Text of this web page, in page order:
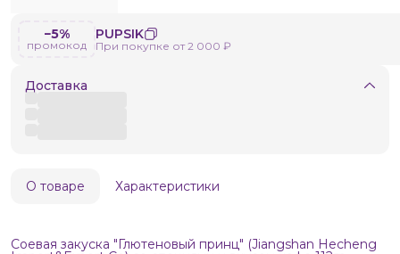
−5%
промокод
PUPSIK
При покупке от 2 000 ₽
Доставка
О товаре Характеристики
Соевая закуска "Глютеновый принц" (Jiangshan Hecheng